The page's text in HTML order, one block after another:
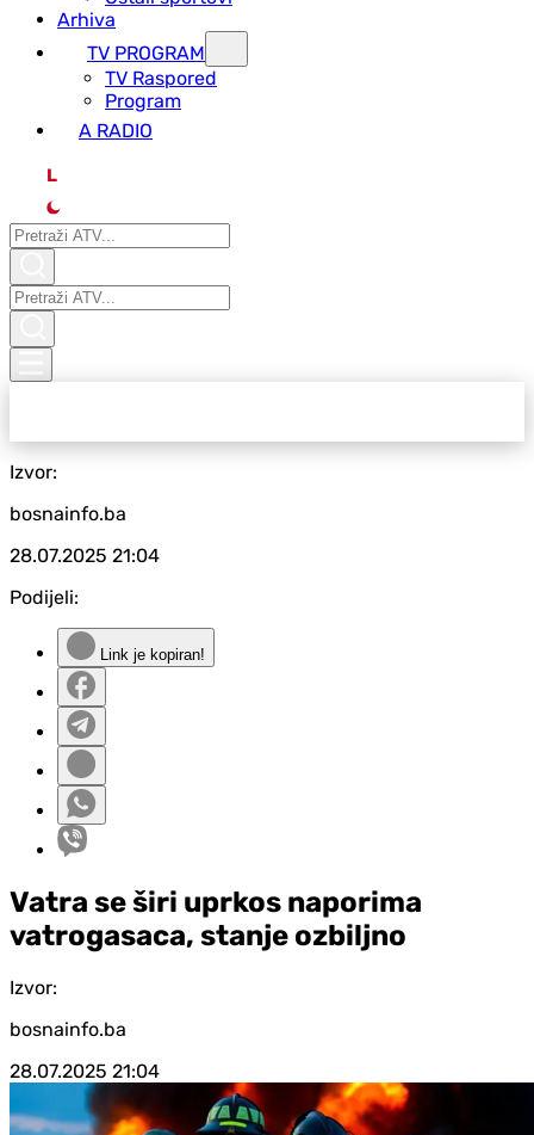
Arhiva
TV PROGRAM
ТV Raspored
Program
A RADIO
L
Izvor:
bosnainfo.ba
28.07.2025 21:04
Podijeli:
Link je kopiran!
Vatra se širi uprkos naporima
vatrogasaca, stanje ozbiljno
Izvor:
bosnainfo.ba
28.07.2025 21:04